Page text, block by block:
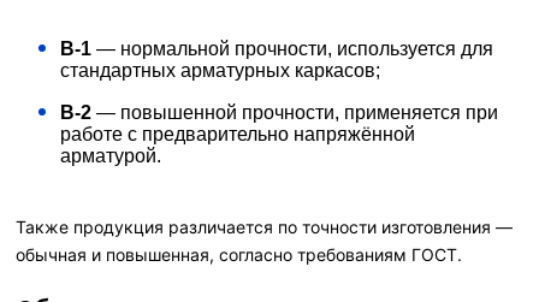
В-1 — нормальной прочности, используется для
стандартных арматурных каркасов;
В-2 — повышенной прочности, применяется при
работе с предварительно напряжённой
арматурой.
Также продукция различается по точности изготовления —
обычная и повышенная, согласно требованиям ГОСТ.